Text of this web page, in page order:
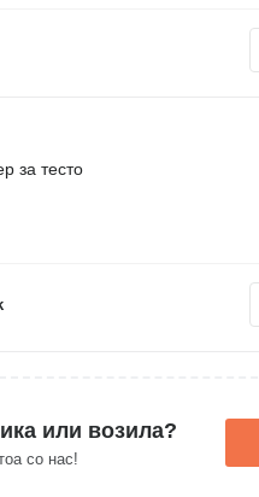
за тесто
или возила?
со нас!